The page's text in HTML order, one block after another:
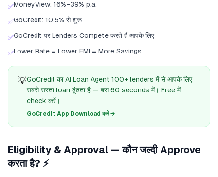
✅MoneyView: 16%–39% p.a.
✅GoCredit: 10.5% से शुरू
✅GoCredit पर Lenders Compete करते हैं आपके लिए
✅Lower Rate = Lower EMI = More Savings
💡GoCredit का AI Loan Agent 100+ lenders में से आपके लिए
सबसे सस्ता loan ढूंढता है — बस 60 seconds में। Free में
check करें।
GoCredit App Download करें →
Eligibility & Approval — कौन जल्दी Approve
करता है? ⚡